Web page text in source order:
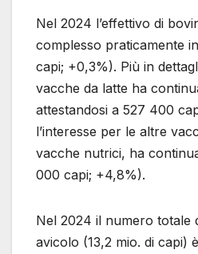
Nel 2024 l’effettivo di
complesso praticamente
capi; +0,3%). Più in
vacche da latte ha
attestandosi a 527 400
l’interesse per le altre
vacche nutrici, ha
000 capi; +4,8%).
Nel 2024 il numero totale
avicolo (13,2 mio. di capi)